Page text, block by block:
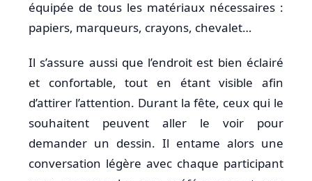
équipée de tous les matériaux nécessaires :
papiers, marqueurs, crayons, chevalet…
Il s’assure aussi que l’endroit est bien éclairé
et confortable, tout en étant visible afin
d’attirer l’attention. Durant la fête, ceux qui le
souhaitent peuvent aller le voir pour
demander un dessin. Il entame alors une
conversation légère avec chaque participant